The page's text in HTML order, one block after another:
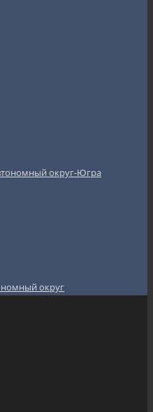
округ-Югра
округ